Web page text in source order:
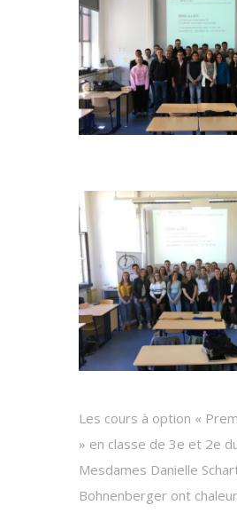
Les cours à option «
» en classe de 3e et 2e
Mesdames Danielle
Bohnenberger ont